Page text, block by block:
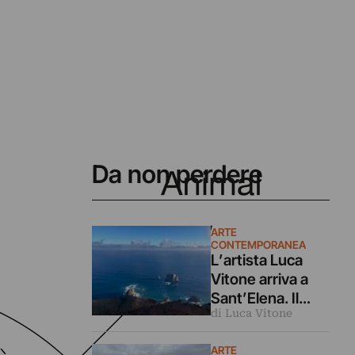
Da non perdere
ARTE
CONTEMPORANEA
L’artista Luca
Vitone arriva a
Sant’Elena. Il
diario di bordo
di Luca Vitone
ARTE